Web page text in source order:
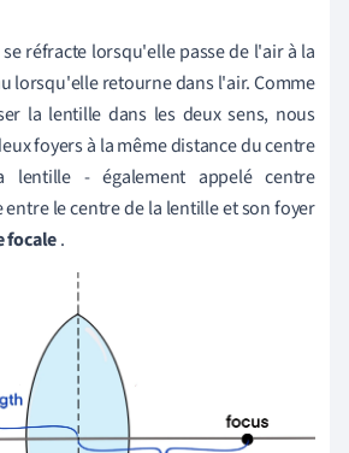
réfracte lorsqu'elle passe de l'air à la
lorsqu'elle retourne dans l'air.Comme
la lentille dans les deux sens, nous
foyers à la même distance du centre
lentille - également appelé centre
le centre de la lentille et son foyer
focale.